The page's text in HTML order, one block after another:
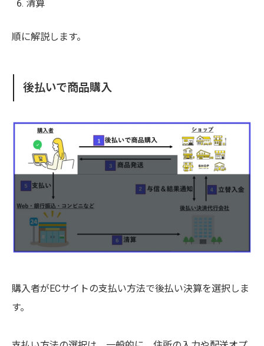
清算
順に解説します。
後払いで商品購入
購入者がECサイトの支払い方法で後払い決算を選択しま
す。